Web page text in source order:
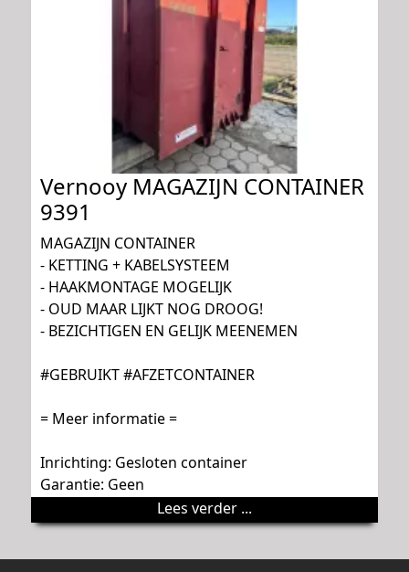
Vernooy MAGAZIJN CONTAINER
9391
MAGAZIJN CONTAINER
- KETTING + KABELSYSTEEM
- HAAKMONTAGE MOGELIJK
- OUD MAAR LIJKT NOG DROOG!
- BEZICHTIGEN EN GELIJK MEENEMEN
#GEBRUIKT #AFZETCONTAINER
= Meer informatie =
Inrichting: Gesloten container
Garantie: Geen
Lees verder ...